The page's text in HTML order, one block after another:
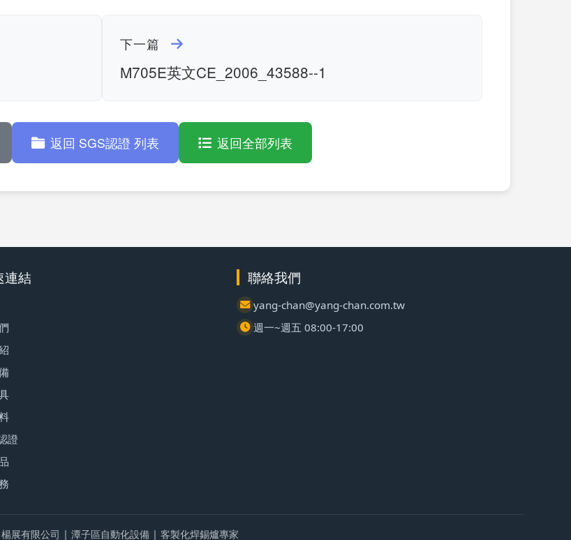
下一篇
M705E英文CE_2006_43588--1
返回 SGS認證 列表 返回全部列表
連結
證
聯絡我們
yang-chan@yang-chan.com.tw
週一~週五 08:00-17:00
展有限公司 | 潭子區自動化設備 | 客製化焊錫爐專家